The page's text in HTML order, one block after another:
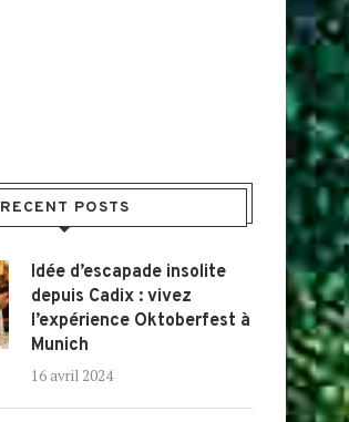
RECENT POSTS
Idée d’escapade insolite
depuis Cadix : vivez
l’expérience Oktoberfest à
Munich
16 avril 2024